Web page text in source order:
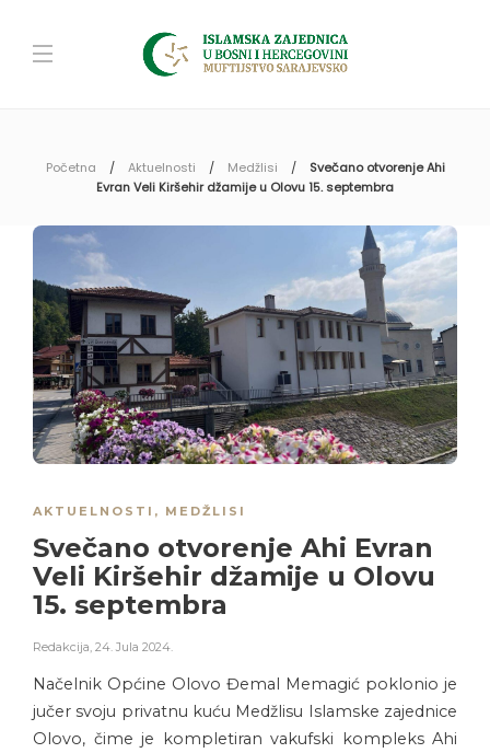
Početna Aktuelnosti Medžlisi
Svečano otvorenje Ahi
Evran Veli Kiršehir džamije u Olovu 15. septembra
AKTUELNOSTI , MEDŽLISI
Svečano otvorenje Ahi Evran
Veli Kiršehir džamije u Olovu
15. septembra
Redakcija, 24. Jula 2024.
Načelnik Općine Olovo Đemal Memagić poklonio je
jučer svoju privatnu kuću Medžlisu Islamske zajednice
Olovo, čime je kompletiran vakufski kompleks Ahi